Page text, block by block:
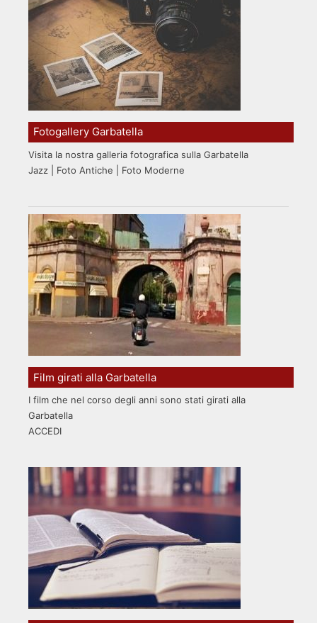
Fotogallery Garbatella
Visita la nostra galleria fotografica sulla Garbatella
Jazz | Foto Antiche | Foto Moderne
Film girati alla Garbatella
I film che nel corso degli anni sono stati girati alla
Garbatella
ACCEDI